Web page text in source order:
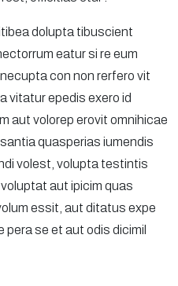
dolupta tibuscient
eatur si re eum
con non rerfero vit
vitatur epedis exero id
aut volorep erovit omnihicae
quasperias iumendis
volest, volupta testintis
aut ipicim quas
essit, aut ditatus expe
se et aut odis dicimil